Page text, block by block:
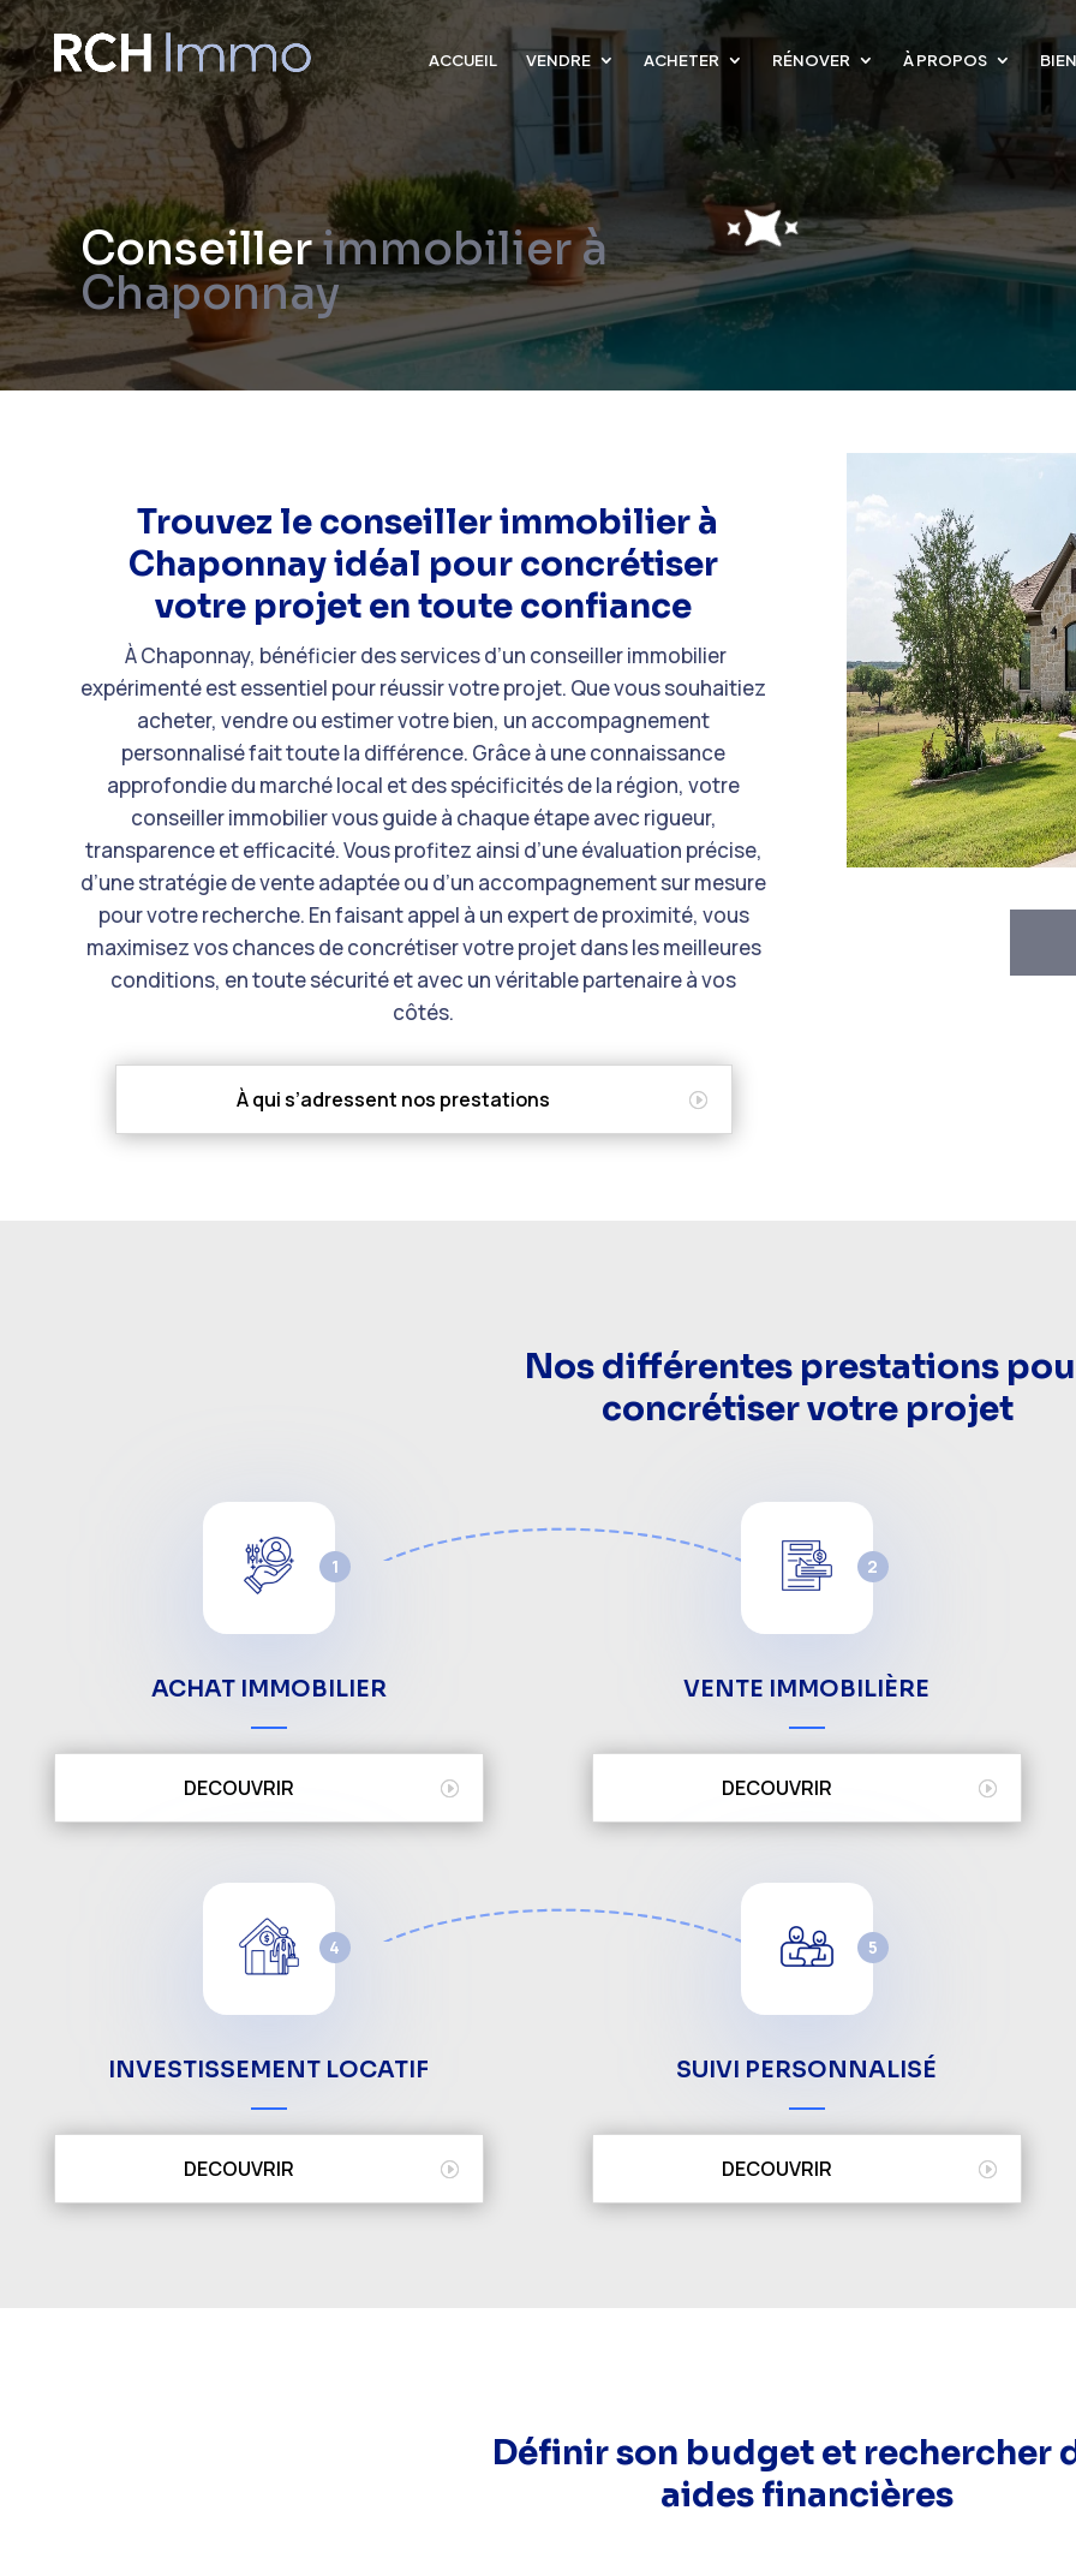
ACCUEIL VENDRE ACHETER RÉNOVER À PROPOS
Conseillerimmobilier à
Chaponnay
Trouvez le conseiller immobilier à
Chaponnay idéal pour concrétiser
votre projet en toute confiance
ÀChaponnay, bénéficier des services d’un conseiller immobilier
expérimenté est essentiel pour réussir votre projet. Que vous souhaitiez
acheter, vendre ou estimer votre bien, un accompagnement
personnalisé fait toute la différence. Grâce à une connaissance
approfondie du marché local et des spécificités de la région, votre
conseiller immobiliervous guide à chaque étape avec rigueur,
transparence et efficacité. Vous profitez ainsi d’une évaluation précise,
d’une stratégie deventeadaptée ou d’un accompagnement sur mesure
pour votre recherche. En faisant appel à un expert de proximité, vous
maximisez vos chances de concrétiser votre projet dans les meilleures
conditions, en toute sécurité et avec un véritable partenaire à vos
côtés.
À qui s’adressent nos prestations
Nos différentes prestations
concrétiser votre projet
1
ACHAT IMMOBILIER
DECOUVRIR
2
VENTE IMMOBILIÈRE
DECOUVRIR
4
INVESTISSEMENT LOCATIF
DECOUVRIR
5
SUIVI PERSONNALISÉ
DECOUVRIR
Définir son budget et rechercher
aides financières